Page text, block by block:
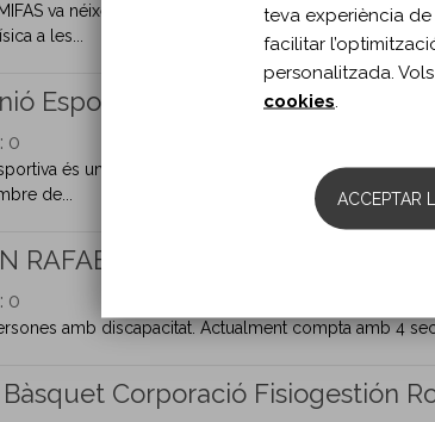
MIFAS va néixer l’any 1979 motivada per la
a les...
Esportiva
0
és una entitat sense ànim de lucre que
de...
RAFAEL
0
amb discapacitat. Actualment compta amb 4
Corporació Fisiogestión
teva experiència
facilitar
personalitzada.
cookies
ACCEPTAR